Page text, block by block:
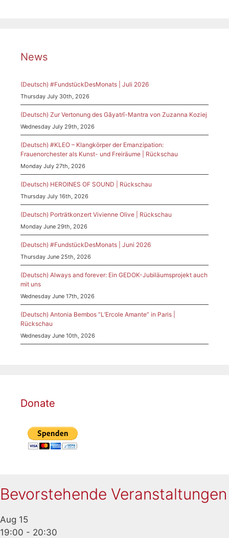
News
(Deutsch) #FundstückDesMonats | Juli 2026
Thursday July 30th, 2026
(Deutsch) Zur Vertonung des Gāyatrī-Mantra von Zuzanna Koziej
Wednesday July 29th, 2026
(Deutsch) #KLEO – Klangkörper der Emanzipation:
Frauenorchester als Kunst- und Freiräume | Rückschau
Monday July 27th, 2026
(Deutsch) HEROINES OF SOUND | Rückschau
Thursday July 16th, 2026
(Deutsch) Porträtkonzert Vivienne Olive | Rückschau
Monday June 29th, 2026
(Deutsch) #FundstückDesMonats | Juni 2026
Thursday June 25th, 2026
(Deutsch) Always and forever: Ein GEDOK-Jubiläumsprojekt auch
mit uns
Wednesday June 17th, 2026
(Deutsch) Antonia Bembos “L’Ercole Amante” in Paris |
Rückschau
Wednesday June 10th, 2026
Donate
Bevorstehende Veranstaltungen
Aug 15
19:00 - 20:30